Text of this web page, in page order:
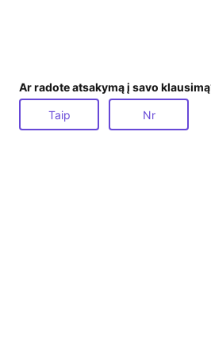
Ar radote atsakymą į savo
Taip Nr